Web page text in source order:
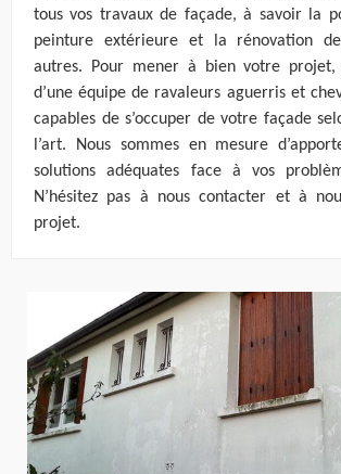
tous vos travaux de façade, à savoir la
peinture extérieure et la rénovation
autres. Pour mener à bien votre projet,
d’une équipe de ravaleurs aguerris et
capables de s’occuper de votre façade
l’art. Nous sommes en mesure
solutions adéquates face à vos
N’hésitez pas à nous contacter et à
projet.